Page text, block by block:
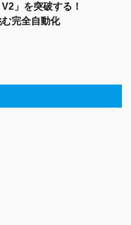
」を突破する！
完全自動化